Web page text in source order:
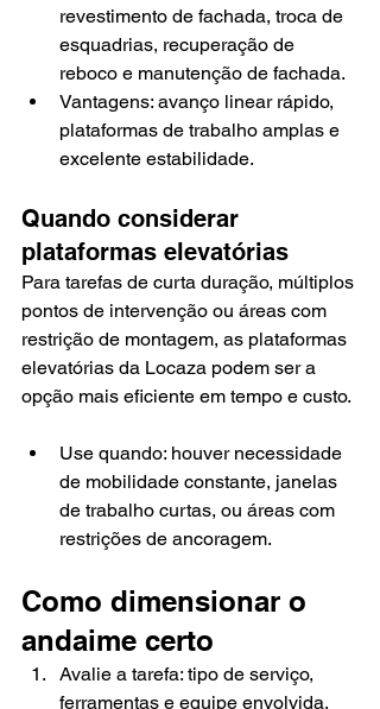
revestimento de fachada, troca de
esquadrias, recuperação de
reboco e manutenção de fachada.
Vantagens: avanço linear rápido,
plataformas de trabalho amplas e
excelente estabilidade.
Quando considerar
plataformas elevatórias
Para tarefas de curta duração, múltiplos
pontos de intervenção ou áreas com
restrição de montagem, as plataformas
elevatórias da Locaza podem ser a
opção mais eficiente em tempo e custo.
Use quando: houver necessidade
de mobilidade constante, janelas
de trabalho curtas, ou áreas com
restrições de ancoragem.
Como dimensionar o
andaime certo
Avalie a tarefa: tipo de serviço,
ferramentas e equipe envolvida.